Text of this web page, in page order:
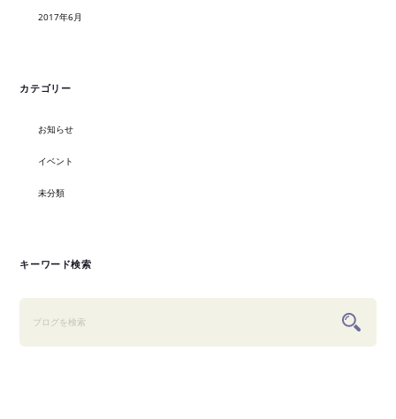
2017年6月
カテゴリー
お知らせ
イベント
未分類
キーワード検索